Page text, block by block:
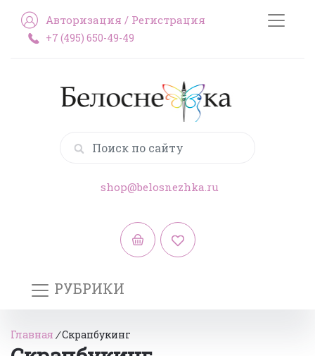
Авторизация / Регистрация
+7 (495) 650-49-49
shop@belosnezhka.ru
РУБРИКИ
Главная /Скрапбукинг